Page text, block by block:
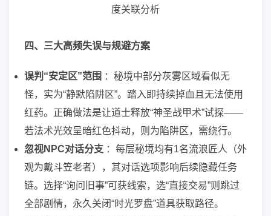
四、三大高频失误与规避方案
误判“安定区”范围 ：秘境中部分灰雾区域看似无
怪，实为“静默陷阱区”。踏入即持续掉血且无法使用
红药。正确做法是让道士释放“神圣战甲术”试探——
若法术光效呈暗红色抖动，则为陷阱区，需绕行。
忽视NPC对话分支 ：每层秘境均有1名流浪匠人（外
观为戴斗笠老者），其对话选项影响后续隐藏任务
链。选择“询问旧事”可获线索，选“直接交易”则跳过
全部剧情，永久关闭“时光罗盘”道具获取路径。